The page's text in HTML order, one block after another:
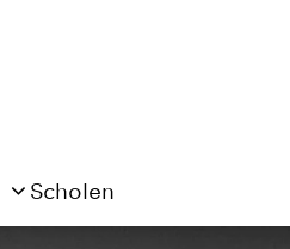
Scholen